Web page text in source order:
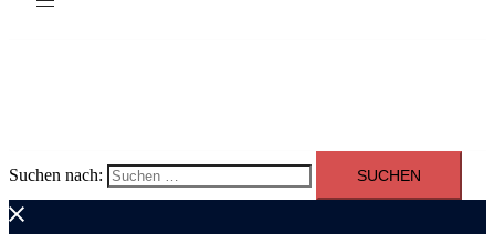
Suchen nach: